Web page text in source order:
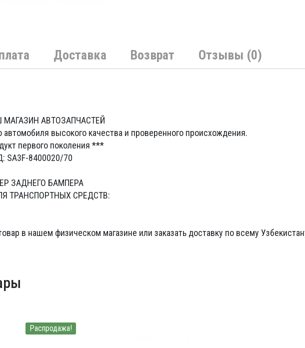
Доставка Возврат Отзывы (0)
МАГАЗИН АВТОЗАПЧАСТЕЙ
автомобиля высокого качества и проверенного происхождения.
первого поколения ***
8400020/70
ЗАДНЕГО БАМПЕРА
ТРАНСПОРТНЫХ СРЕДСТВ:
в нашем физическом магазине или заказать доставку по всему
Распродажа!